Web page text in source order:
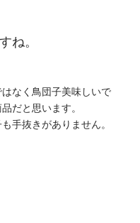
ね。
なく鳥団子美味しいで
だと思います。
手抜きがありません。